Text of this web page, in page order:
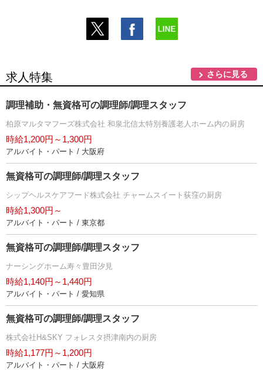
求人特集 さらに見る
調理補助・無資格可の調理師/調理スタッフ
柏原マルタマフーズ株式会社 和泉北信太特別養護老人ホーム内の厨房
時給1,200円～1,300円
アルバイト・パート / 大阪府
無資格可の調理師/調理スタッフ
シップヘルスケアフード株式会社 チャームスイート荻窪の厨房
時給1,300円～
アルバイト・パート / 東京都
無資格可の調理師/調理スタッフ
ナーシングホーム寿々豊田汐見
時給1,140円～1,440円
アルバイト・パート / 愛知県
無資格可の調理師/調理スタッフ
株式会社H&SKY フォレスタ摂津南内の厨房
時給1,177円～1,200円
アルバイト・パート / 大阪府